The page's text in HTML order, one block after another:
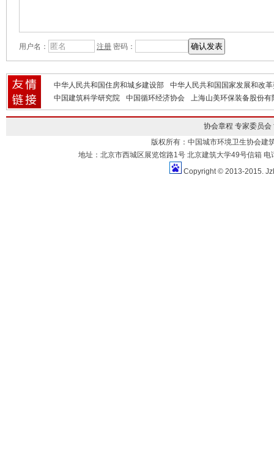
用户名： 注册 密码：
中华人民共和国住房和城乡建设部
中华人民共和国国家发展和改
中国建筑科学研究院
中国循环经济协会 上海山美环保装备股份有
协会章程 专家委员会
版权所有：中国城市环境卫生协会建
地址：北京市西城区展览馆路1号 北京建筑大学49号信箱
Copyright © 2013-2015.